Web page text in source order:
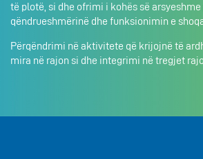
të plotë, si dhe ofrimi i kohës së
qëndrueshmërinë dhe funksionimin e
Përqëndrimi në aktivitete që krijojnë të
mira në rajon si dhe integrimi në tregjet